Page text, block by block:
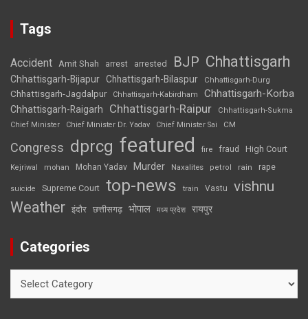
Tags
Accident Amit Shah arrest arrested BJP Chhattisgarh
Chhattisgarh-Bijapur Chhattisgarh-Bilaspur Chhattisgarh-Durg
Chhattisgarh-Jagdalpur Chhattisgarh-Kabirdham Chhattisgarh-Korba
Chhattisgarh-Raigarh Chhattisgarh-Raipur
Chhattisgarh-Sukma
Chief Minister
Chief Minister Dr. Yadav Chief Minister Sai CM
Congress dprcg featured fire fraud High Court
Kejriwal mohan Mohan Yadav Murder Naxalites petrol rain rape
suicide Supreme Court top-news train Vastu vishnu
Weather इंदौर छत्तीसगढ़ भोपाल मध्य प्रदेश रायपुर
Categories